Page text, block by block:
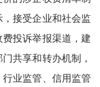
接受企业和社会监
投诉举报渠道，建
共享和转办机制，
业监管、信用监管